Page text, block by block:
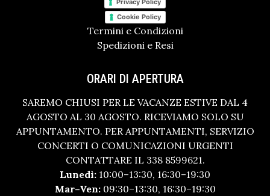
Privacy Policy
Cookie Policy
Termini e Condizioni
Spedizioni e Resi
ORARI DI APERTURA
SAREMO CHIUSI PER LE VACANZE ESTIVE DAL 4
AGOSTO AL 30 AGOSTO. RICEVIAMO SOLO SU
APPUNTAMENTO. PER APPUNTAMENTI, SERVIZIO
CONCERTI O COMUNICAZIONI URGENTI
CONTATTARE IL 338 8599621.
Lunedì: 10:00–13:30, 16:30–19:30
Mar–Ven:09:30–13:30, 16:30–19:30